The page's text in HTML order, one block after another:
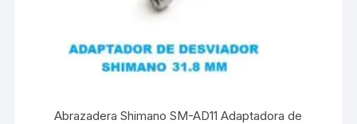
Abrazadera Shimano SM-AD11 Adaptadora de